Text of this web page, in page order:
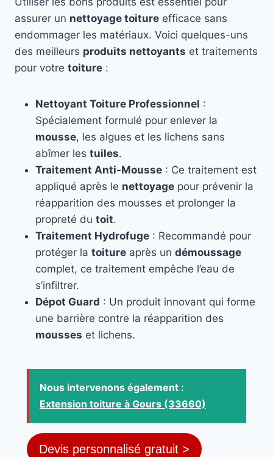
assurer un nettoyage toiture efficace sans
endommager les matériaux. Voici quelques-uns
des meilleurs produits nettoyants et traitements
pour votre toiture :
Nettoyant Toiture Professionnel :
Spécialement formulé pour enlever la
mousse, les algues et les lichens sans
abîmer les tuiles.
Traitement Anti-Mousse : Ce traitement est
appliqué après le nettoyage pour prévenir la
réapparition des mousses et prolonger la
propreté du toit.
Traitement Hydrofuge : Recommandé pour
protéger la toiture après un démoussage
complet, ce traitement empêche l’eau de
s’infiltrer.
Dépot Guard : Un produit innovant qui forme
une barrière contre la réapparition des
mousses et lichens.
Nous intervenons également :
Extension toiture à Gours (33660)
Devis personnalisé gratuit >